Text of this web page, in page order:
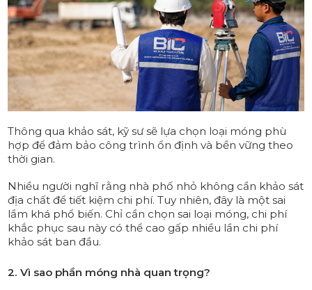
Thông qua khảo sát, kỹ sư sẽ lựa chọn loại móng phù
hợp để đảm bảo công trình ổn định và bền vững theo
thời gian.
Nhiều người nghĩ rằng nhà phố nhỏ không cần khảo sát
địa chất để tiết kiệm chi phí. Tuy nhiên, đây là một sai
lầm khá phổ biến. Chỉ cần chọn sai loại móng, chi phí
khắc phục sau này có thể cao gấp nhiều lần chi phí
khảo sát ban đầu.
2. Vì sao phần móng nhà quan trọng?